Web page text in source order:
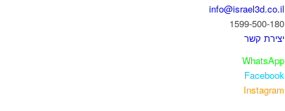
info@israel3d.co.il
1599-500-180
יצירת קשר
WhatsApp
Facebook
Instagram